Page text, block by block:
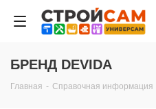
БРЕНД DEVIDA
Главная - Справочная информация